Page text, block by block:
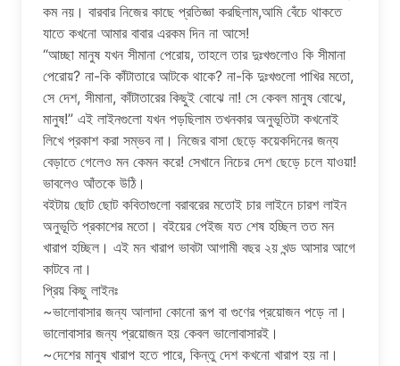
কম নয়। বারবার নিজের কাছে প্রতিজ্ঞা করছিলাম,আমি বেঁচে থাকতে
যাতে কখনো আমার বাবার এরকম দিন না আসে!
“আচ্ছা মানুষ যখন সীমানা পেরোয়, তাহলে তার দুঃখগুলোও কি সীমানা
পেরোয়? না-কি কাঁটাতারে আটকে থাকে? না-কি দুঃখগুলো পাখির মতো,
সে দেশ, সীমানা, কাঁটাতারের কিছুই বোঝে না! সে কেবল মানুষ বোঝে,
মানুষ!” এই লাইনগুলো যখন পড়ছিলাম তখনকার অনুভূতিটা কখনোই
লিখে প্রকাশ করা সম্ভব না। নিজের বাসা ছেড়ে কয়েকদিনের জন্য
বেড়াতে গেলেও মন কেমন করে! সেখানে নিচের দেশ ছেড়ে চলে যাওয়া!
ভাবলেও আঁতকে উঠি।
বইটায় ছোট ছোট কবিতাগুলো বরাবরের মতোই চার লাইনে চারশ লাইন
অনুভূতি প্রকাশের মতো। বইয়ের পেইজ যত শেষ হচ্ছিল তত মন
খারাপ হচ্ছিল। এই মন খারাপ ভাবটা আগামী বছর ২য় খন্ড আসার আগে
কাটবে না।
প্রিয় কিছু লাইনঃ
~ভালোবাসার জন্য আলাদা কোনো রূপ বা গুণের প্রয়োজন পড়ে না।
ভালোবাসার জন্য প্রয়োজন হয় কেবল ভালোবাসারই।
~দেশের মানুষ খারাপ হতে পারে, কিন্তু দেশ কখনো খারাপ হয় না।